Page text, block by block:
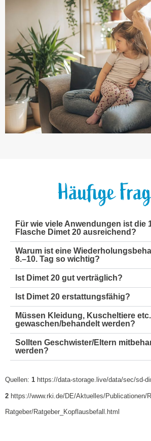
Häufige
Für wie viele Anwendungen ist die
Flasche Dimet 20 ausreichend?
Warum ist eine
8.–10. Tag so wichtig?
Ist Dimet 20 gut verträglich?
Ist Dimet 20 erstattungsfähig?
Müssen Kleidung, Kuscheltiere etc.
gewaschen/behandelt werden?
Sollten Geschwister/Eltern
werden?
Quellen: 1 https://data-storage.live/data/sec/sd-
2 https://www.rki.de/DE/Aktuelles/Publicationen/
Ratgeber/Ratgeber_Kopflausbefall.html